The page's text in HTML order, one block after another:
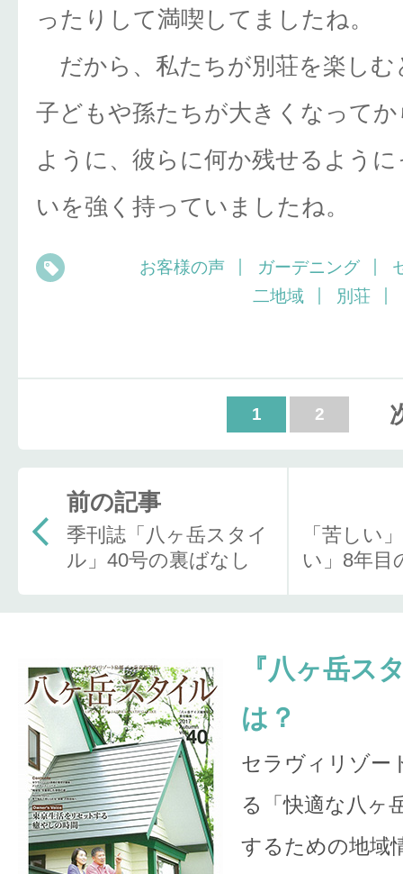
ったりして満喫してましたね。
だから、私たちが別荘を楽しむ
子どもや孫たちが大きくなって
ように、彼らに何か残せるよう
いを強く持っていましたね。
お客様の声 ガーデニング
二地域
別荘
1 2
前の記事
季刊誌「八ヶ岳スタイ
ル」40号の裏ばなし
「苦しい
い」8年目
『八ヶ岳ス
は？
セラヴィリゾー
る「快適な八ヶ
するための地域